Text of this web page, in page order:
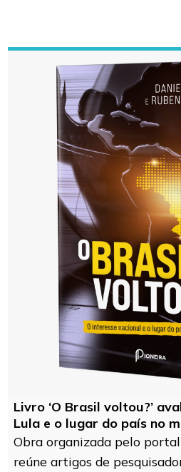
Livro ‘O Brasil voltou?’
Lula e o lugar do país no
Obra organizada pelo
reúne artigos de